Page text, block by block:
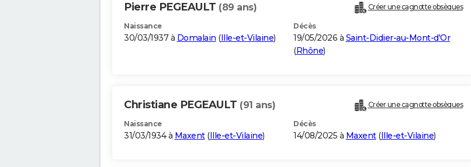
Pierre PEGEAULT (89 ans) Créer une cagnotte obsèques
Naissance
30/03/1937 à Domalain (Ille-et-Vilaine)
Décès
19/05/2026 à Saint-Didier-au-Mont-d'Or
(Rhône)
Christiane PEGEAULT (91 ans) Créer une cagnotte obsèques
Naissance
31/03/1934 à Maxent(Ille-et-Vilaine)
Décès
14/08/2025 à Maxent(Ille-et-Vilaine)